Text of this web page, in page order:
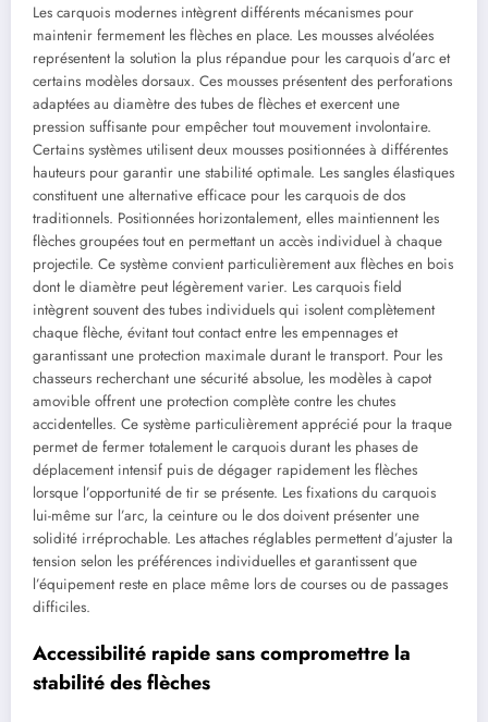
Les carquois modernes intègrent différents mécanismes pour
maintenir fermement les flèches en place. Les mousses alvéolées
représentent la solution la plus répandue pour les carquois d’arc et
certains modèles dorsaux. Ces mousses présentent des perforations
adaptées au diamètre des tubes de flèches et exercent une
pression suffisante pour empêcher tout mouvement involontaire.
Certains systèmes utilisent deux mousses positionnées à différentes
hauteurs pour garantir une stabilité optimale. Les sangles élastiques
constituent une alternative efficace pour les carquois de dos
traditionnels. Positionnées horizontalement, elles maintiennent les
flèches groupées tout en permettant un accès individuel à chaque
projectile. Ce système convient particulièrement aux flèches en bois
dont le diamètre peut légèrement varier. Les carquois field
intègrent souvent des tubes individuels qui isolent complètement
chaque flèche, évitant tout contact entre les empennages et
garantissant une protection maximale durant le transport. Pour les
chasseurs recherchant une sécurité absolue, les modèles à capot
amovible offrent une protection complète contre les chutes
accidentelles. Ce système particulièrement apprécié pour la traque
permet de fermer totalement le carquois durant les phases de
déplacement intensif puis de dégager rapidement les flèches
lorsque l’opportunité de tir se présente. Les fixations du carquois
lui-même sur l’arc, la ceinture ou le dos doivent présenter une
solidité irréprochable. Les attaches réglables permettent d’ajuster la
tension selon les préférences individuelles et garantissent que
l’équipement reste en place même lors de courses ou de passages
difficiles.
Accessibilité rapide sans compromettre la
stabilité des flèches